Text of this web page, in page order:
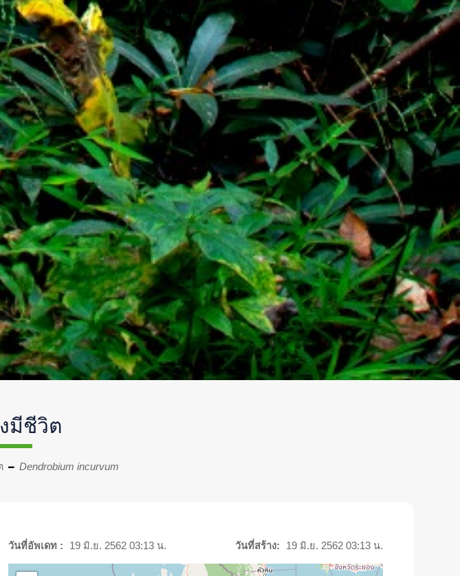
มีชีวิต
Dendrobium incurvum
วันที่อัพเดท : 19 มิ.ย. 2562 03:13 น. วันที่สร้าง: 19 มิ.ย. 2562 03:13 น.